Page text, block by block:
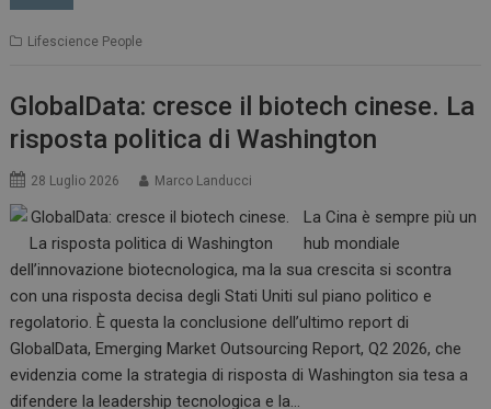
Lifescience People
GlobalData: cresce il biotech cinese. La
risposta politica di Washington
28 Luglio 2026 Marco Landucci
La Cina è sempre più un
hub mondiale
dell’innovazione biotecnologica, ma la sua crescita si scontra
con una risposta decisa degli Stati Uniti sul piano politico e
regolatorio. È questa la conclusione dell’ultimo report di
GlobalData, Emerging Market Outsourcing Report, Q2 2026, che
evidenzia come la strategia di risposta di Washington sia tesa a
difendere la leadership tecnologica e la…